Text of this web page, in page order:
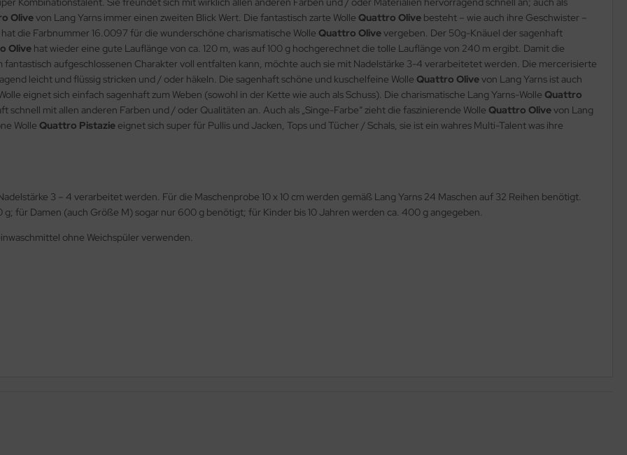
Olivevon Lang Yarns immer einen zweiten Blick Wert. Die fantastisch zarte Wolle Quattro Olive besteht – wie auch ihre Geschwister –
die Farbnummer 16.0097 für die wunderschöne charismatische Wolle Quattro Olivevergeben. Der 50g-Knäuel der sagenhaft
Olive hat wieder eine gute Lauflänge von ca. 120 m, was auf 100 g hochgerechnet die tolle Lauflänge von 240 m ergibt. Damit die
fantastisch aufgeschlossenen Charakter voll entfalten kann, möchte auch sie mit Nadelstärke 3-4 verarbeitetet werden. Die mercerisierte
leicht und flüssig stricken und / oder häkeln. Die sagenhaft schöne und kuschelfeine Wolle Quattro Olivevon Lang Yarns ist auch
eignet sich einfach sagenhaft zum Weben (sowohl in der Kette wie auch als Schuss). Die charismatische Lang Yarns-Wolle Quattro
mit allen anderen Farben und / oder Qualitäten an. Auch als „Singe-Farbe“ zieht die faszinierende Wolle Quattro Olivevon Lang
Wolle Quattro Pistazie eignet sich super für Pullis und Jacken, Tops und Tücher / Schals, sie ist ein wahres Multi-Talent was ihre
3 – 4 verarbeitet werden. Für die Maschenprobe 10 x 10 cm werden gemäß Lang Yarns 24 Maschen auf 32 Reihen benötigt.
für Damen (auch Größe M) sogar nur 600 g benötigt; für Kinder bis 10 Jahren werden ca. 400 g angegeben.
ohne Weichspüler verwenden.